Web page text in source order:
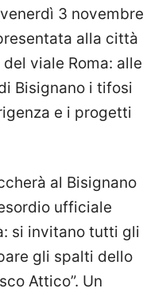
3 novembre
alla città
del viale Roma: alle
Bisignano i tifosi
e i progetti
al Bisignano
ufficiale
si invitano tutti gli
gli spalti dello
Attico”. Un